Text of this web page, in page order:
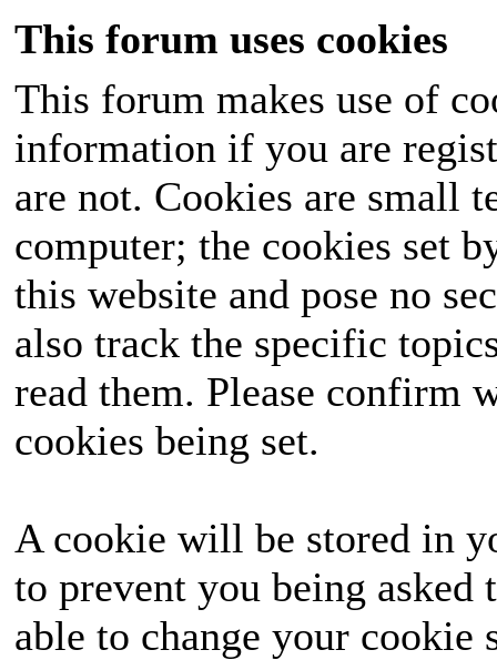
This forum uses cookies
This forum makes use of
information if you are
are not. Cookies are small
computer; the cookies set
this website and pose no
also track the specific
read them. Please confirm
cookies being set.
A cookie will be stored in
to prevent you being
able to change your